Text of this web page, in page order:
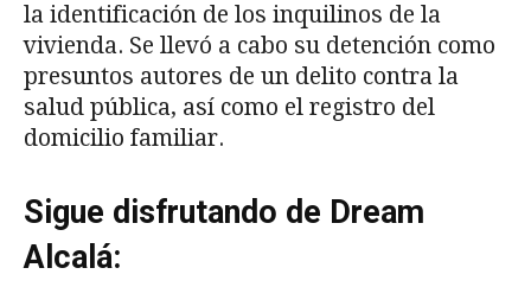
la identificación de los inquilinos de la
vivienda. Se llevó a cabo su detención como
presuntos autores de un delito contra la
salud pública, así como el registro del
domicilio familiar.
Sigue disfrutando de Dream
Alcalá: